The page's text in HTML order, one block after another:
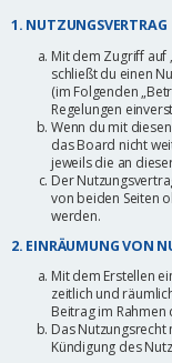
1. NUTZUNGSVERTRAG
Mit dem Zugriff auf
schließt du einen
(im Folgenden
Regelungen
Wenn du mit
das Board nicht
jeweils die an
Der
von beiden Seiten
werden.
2. EINRÄUMUNG VON
Mit dem Erstellen
zeitlich und
Beitrag im Rahmen
Das Nutzungsrecht
Kündigung des